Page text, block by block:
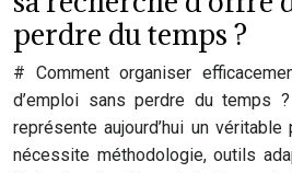
perdre du temps ?
# Comment organiser
d’emploi sans perdre du temps
représente aujourd’hui un
nécessite méthodologie, outils